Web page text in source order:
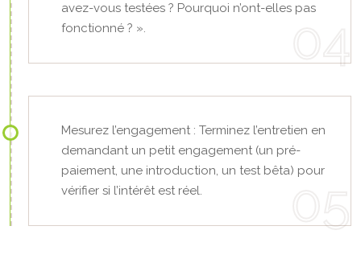
avez-vous testées ? Pourquoi n’ont-elles pas
fonctionné ? ».
Mesurez l’engagement : Terminez l’entretien en
demandant un petit engagement (un pré-
paiement, une introduction, un test bêta) pour
vérifier si l’intérêt est réel.